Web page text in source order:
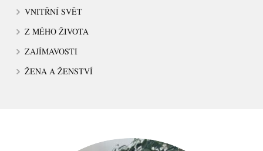
VNITŘNÍ SVĚT
Z MÉHO ŽIVOTA
ZAJÍMAVOSTI
ŽENA A ŽENSTVÍ